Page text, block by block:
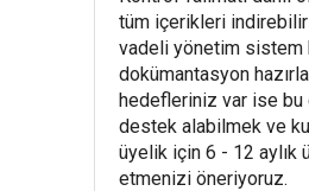
tüm içerikleri
vadeli yönetim sistem
dokümantasyon
hedefleriniz var ise bu
destek alabilmek ve
üyelik için 6 - 12 aylık
etmenizi öneriyoruz.